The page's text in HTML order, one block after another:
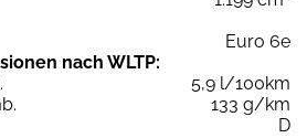
Euro 6e
nach WLTP:
5,9 l/100km
133 g/km
D